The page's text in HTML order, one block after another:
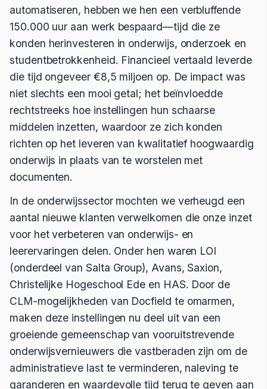
automatiseren, hebben we hen een verbluffende
150.000 uur aan werk bespaard—tijd die ze
konden herinvesteren in onderwijs, onderzoek en
studentbetrokkenheid. Financieel vertaald leverde
die tijd ongeveer €8,5 miljoen op. De impact was
niet slechts een mooi getal; het beïnvloedde
rechtstreeks hoe instellingen hun schaarse
middelen inzetten, waardoor ze zich konden
richten op het leveren van kwalitatief hoogwaardig
onderwijs in plaats van te worstelen met
documenten.
In de onderwijssector mochten we verheugd een
aantal nieuwe klanten verwelkomen die onze inzet
voor het verbeteren van onderwijs- en
leerervaringen delen. Onder hen waren LOI
(onderdeel van Salta Group), Avans, Saxion,
Christelijke Hogeschool Ede en HAS. Door de
CLM-mogelijkheden van Docfield te omarmen,
maken deze instellingen nu deel uit van een
groeiende gemeenschap van vooruitstrevende
onderwijsvernieuwers die vastberaden zijn om de
administratieve last te verminderen, naleving te
garanderen en waardevolle tijd terug te geven aan